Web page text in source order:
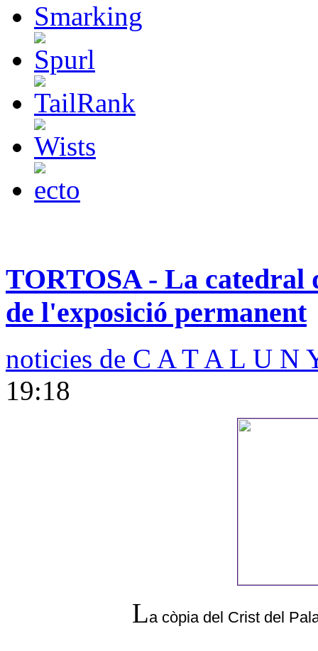
TORTOSA - La catedral
de l'exposició permanent
noticies de C A T A L U N
19:18
La còpia del Crist del